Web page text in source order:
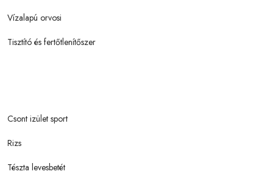
Vízalapú orvosi
Tisztító és fertőtlenítőszer
Csont izület sport
Rizs
Tészta levesbetét